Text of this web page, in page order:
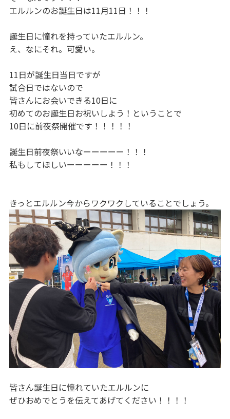
エルルンのお誕生日は11月11日！！！
誕生日に憧れを持っていたエルルン。
え、なにそれ。可愛い。
11日が誕生日当日ですが
試合日ではないので
皆さんにお会いできる10日に
初めてのお誕生日お祝いしよう！ということで
10日に前夜祭開催です！！！！！
誕生日前夜祭いいなーーーーー！！！
私もしてほしいーーーーー！！！
きっとエルルン今からワクワクしていることでしょう。
皆さん誕生日に憧れていたエルルンに
ぜひおめでとうを伝えてあげてください！！！！